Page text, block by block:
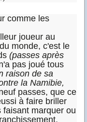
comme les
joueur au
monde, c'est le
(passes après
pas joué tous
raison de sa
la Namibie,
passes, que ce
à faire briller
faisant marquer ou